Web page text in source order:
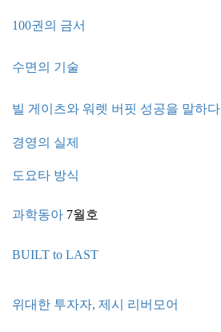
100권의 금서
수면의 기술
빌 게이츠와 워렛 버핏 성공을 말하다
경영의 실제
도요타 방식
과학동아 7월호
BUILT to LAST
위대한 투자자, 제시 리버모어